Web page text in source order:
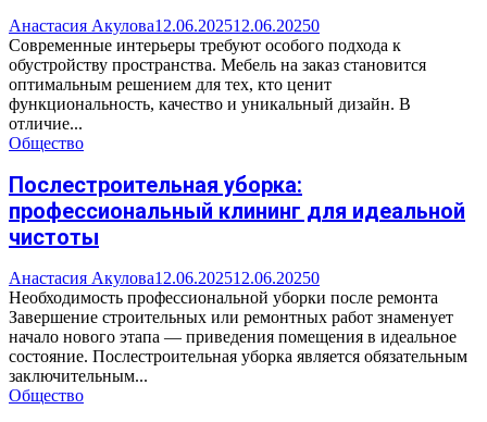
Анастасия Акулова12.06.202512.06.20250
Современные интерьеры требуют особого подхода к
обустройству пространства. Мебель на заказ становится
оптимальным решением для тех, кто ценит
функциональность, качество и уникальный дизайн. В
отличие...
Общество
Послестроительная уборка:
профессиональный клининг для идеальной
чистоты
Анастасия Акулова12.06.202512.06.20250
Необходимость профессиональной уборки после ремонта
Завершение строительных или ремонтных работ знаменует
начало нового этапа — приведения помещения в идеальное
состояние. Послестроительная уборка является обязательным
заключительным...
Общество